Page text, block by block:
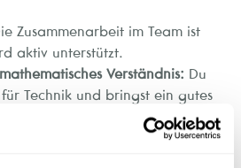
Zusammenarbeit im Team ist
aktiv unterstützt.
Verständnis: Du
Technik und bringst ein gutes
gute